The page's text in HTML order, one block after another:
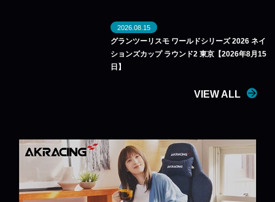
2026.08.15
グランツーリスモ ワールドシリーズ 2026 ネイ
ションズカップ ラウンド2 東京【2026年8月15
日】
VIEW ALL